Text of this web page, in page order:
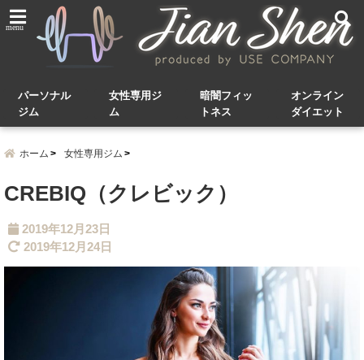
menu
パーソナル
ジム
女性専用ジ
ム
暗闇フィッ
トネス
オンライン
ダイエット
ホーム 女性専用ジム
CREBIQ（クレビック）
2019年12月23日
2019年12月24日